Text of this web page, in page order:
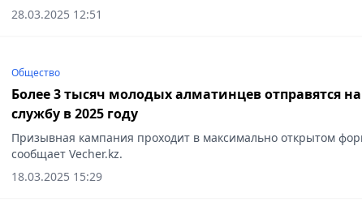
28.03.2025 12:51
Общество
Более 3 тысяч молодых алматинцев отправятся на
службу в 2025 году
Призывная кампания проходит в максимально открытом
сообщает Vecher.kz.
18.03.2025 15:29